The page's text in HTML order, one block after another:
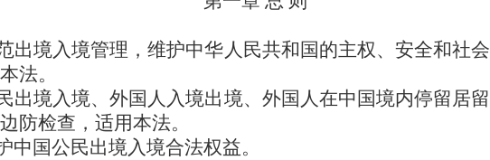
出境入境管理，维护中华人民共和国的主权、安全和社
法。
出境入境、外国人入境出境、外国人在中国境内停留居
防检查，适用本法。
中国公民出境入境合法权益。